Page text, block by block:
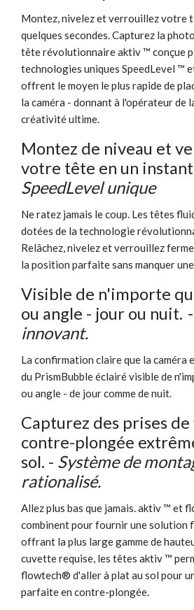
Montez, nivelez et verrouillez votre
quelques secondes. Capturez la
tête révolutionnaire aktiv ™ conçue
technologies uniques SpeedLevel ™
offrent le moyen le plus rapide de
la caméra - donnant à l'opérateur de
créativité ultime.
Montez de niveau et
votre tête en un
SpeedLevel unique
Ne ratez jamais le coup. Les têtes
dotées de la technologie
Relâchez, nivelez et verrouillez
la position parfaite sans manquer
Visible de n'importe
ou angle - jour ou nuit.
innovant.
La confirmation claire que la caméra
du PrismBubble éclairé visible de
ou angle - de jour comme de nuit.
Capturez des prises de
contre-plongée
sol. - Système de
rationalisé.
Allez plus bas que jamais. aktiv ™ et
combinent pour fournir une solution
offrant la plus large gamme de
cuvette requise, les têtes aktiv ™
flowtech® d'aller à plat au sol pour
parfaite en contre-plongée.